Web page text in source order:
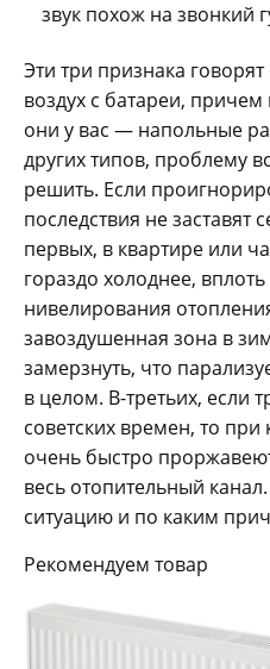
звук похож на звонкий
Эти три признака
воздух с батареи,
они у вас — напольные
других типов, проблему
решить. Если
последствия не заставят
первых, в квартире или
гораздо холоднее,
нивелирования
завоздушенная зона в
замерзнуть, что
в целом. В-третьих, если
советских времен, то при
очень быстро
весь отопительный
ситуацию и по каким
Рекомендуем товар